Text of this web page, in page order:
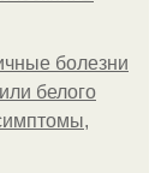
болезни
белого